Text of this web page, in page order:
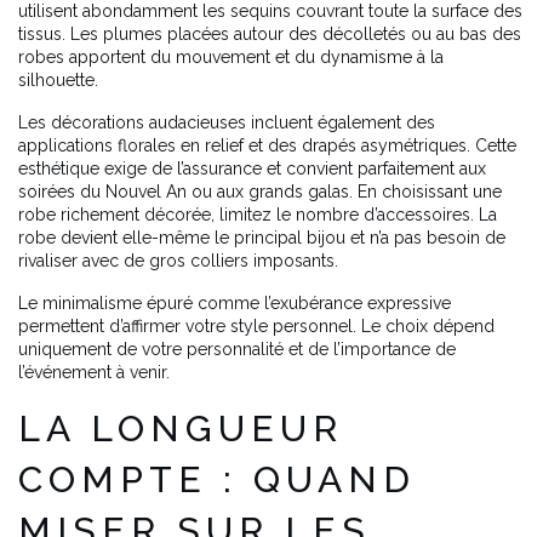
utilisent abondamment les sequins couvrant toute la surface des
tissus. Les plumes placées autour des décolletés ou au bas des
robes apportent du mouvement et du dynamisme à la
silhouette.
Les décorations audacieuses incluent également des
applications florales en relief et des drapés asymétriques. Cette
esthétique exige de l’assurance et convient parfaitement aux
soirées du Nouvel An ou aux grands galas. En choisissant une
robe richement décorée, limitez le nombre d’accessoires. La
robe devient elle-même le principal bijou et n’a pas besoin de
rivaliser avec de gros colliers imposants.
Le minimalisme épuré comme l’exubérance expressive
permettent d’affirmer votre style personnel. Le choix dépend
uniquement de votre personnalité et de l’importance de
l’événement à venir.
LA LONGUEUR
COMPTE : QUAND